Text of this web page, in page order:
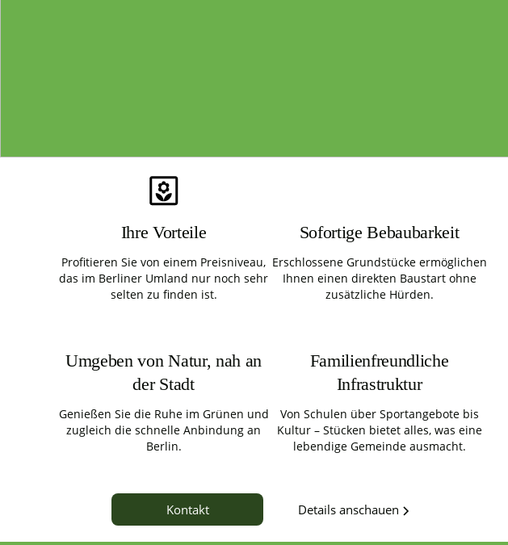
Ihre Vorteile
Profitieren Sie von einem Preisniveau,
das im Berliner Umland nur noch sehr
selten zu finden ist.
Sofortige Bebaubarkeit
Erschlossene Grundstücke ermöglichen
Ihnen einen direkten Baustart ohne
zusätzliche Hürden.
Umgeben von Natur, nah an
der Stadt
Genießen Sie die Ruhe im Grünen und
zugleich die schnelle Anbindung an
Berlin.
Familienfreundliche
Infrastruktur
Von Schulen über Sportangebote bis
Kultur – Stücken bietet alles, was eine
lebendige Gemeinde ausmacht.
Kontakt Details anschauen